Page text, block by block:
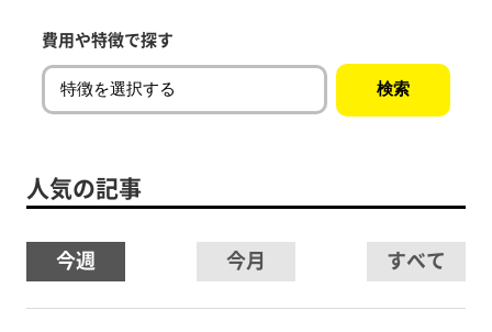
費用や特徴で探す
人気の記事
今週 今月 すべて